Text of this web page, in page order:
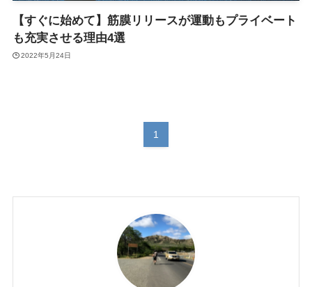
【すぐに始めて】筋膜リリースが運動もプライベート
も充実させる理由4選
2022年5月24日
1